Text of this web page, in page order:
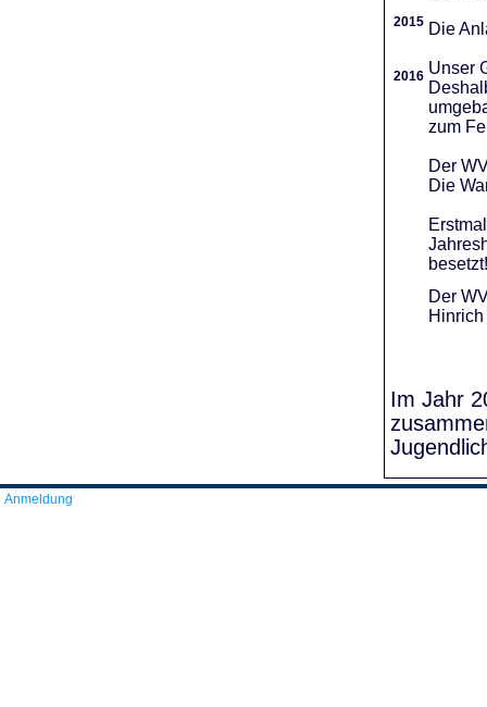
2015
2016
Die
Unser
zum
Der
Die
besetzt!
Der
Im Jahr
Anmeldung